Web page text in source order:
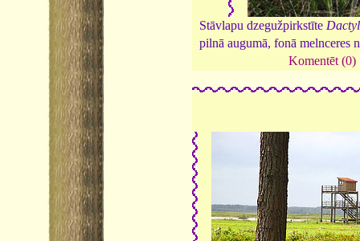
Stāvlapu dzegužpirkstīte
pilnā augumā, fonā melnceres
Komentēt (0)